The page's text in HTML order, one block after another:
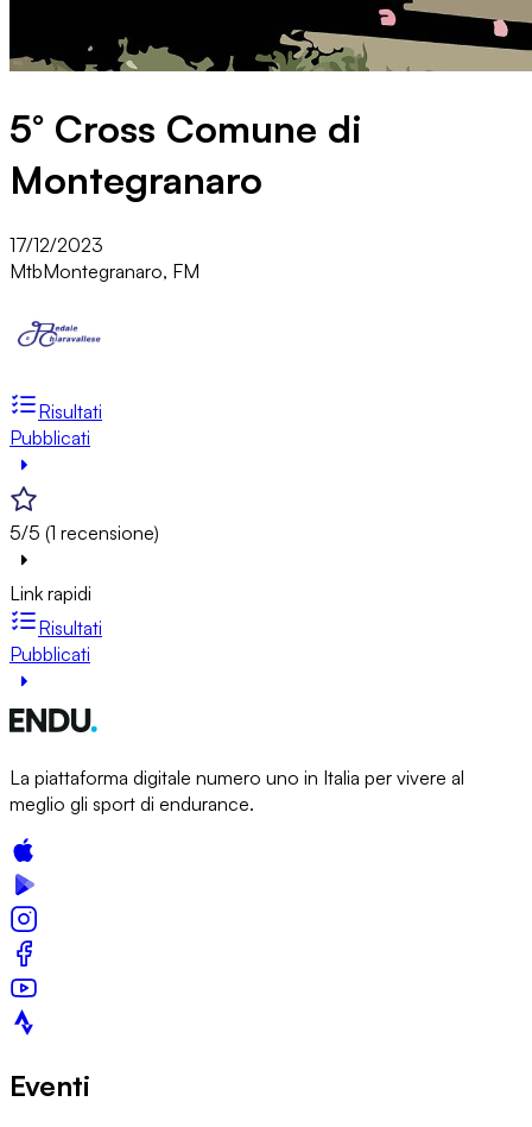
5° Cross Comune di
Montegranaro
17/12/2023
MtbMontegranaro, FM
Risultati
Pubblicati
5/5 (1 recensione)
Link rapidi
Risultati
Pubblicati
La piattaforma digitale numero uno in Italia per vivere al
meglio gli sport di endurance.
Eventi